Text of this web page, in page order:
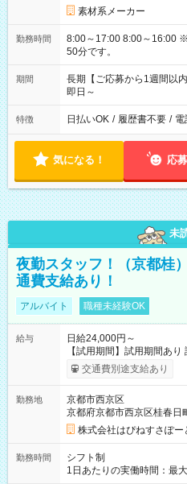
素材系メーカー
勤務時間
8:00～17:00 8:00～16:00 ※表記のうち実働6時間50分から7時間
50分です。
期間
長期【ご応募から1週間以
即日～
特徴 日払いOK / 履歴書不要 / 電
気になる！ 応
未
夜勤スタッフ！（京都桂
通費支給あり！
アルバイト 職種未経験OK
給与
日給24,000円～
【試用期間】試用期間あ
給与は本採用時と同じです。
交通費別途支給あり
勤務地
京都市西京区
京都府京都市西京区桂春日
株式会社はぴねすさぽー
勤務時間
シフト制
1日あたりの実働時間：最